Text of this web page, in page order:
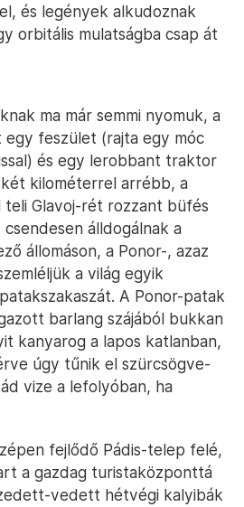
és legények alkudoznak
orbitális mulatságba csap át
ma már semmi nyomuk, a
egy feszület (rajta egy móc
és egy lerobbant traktor
kilométerrel arrébb, a
Glavoj-rét rozzant büfés
álldogálnak a
állomáson, a Ponor-, azaz
a világ egyik
A Ponor-patak
barlang szájából bukkan
kanyarog a lapos katlanban,
úgy tűnik el szürcsögve-
vize a lefolyóban, ha
fejlődő Pádis-telep felé,
a gazdag turistaközponttá
vedett hétvégi kalyibák